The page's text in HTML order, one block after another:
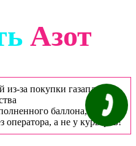
Азот
за покупки газаплохого
баллона,
оператора, а не у курьеров!